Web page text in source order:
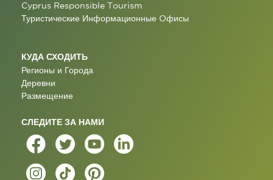
Cyprus Responsible Tourism
Туристические Информационные Oфисы
КУДА СХОДИТЬ
Регионы и Города
Деревни
Размещение
СЛЕДИТЕ ЗА НАМИ